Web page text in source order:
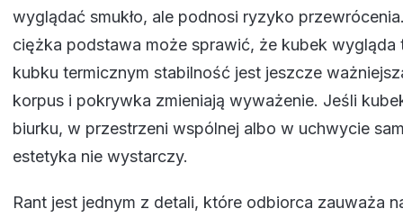
wyglądać smukło, ale podnosi ryzyko
ciężka podstawa może sprawić, że kubek wygląda
kubku termicznym stabilność jest jeszcze
korpus i pokrywka zmieniają wyważenie. Jeśli
biurku, w przestrzeni wspólnej albo w uchwycie
estetyka nie wystarczy.
Rant jest jednym z detali, które odbiorca zauważa